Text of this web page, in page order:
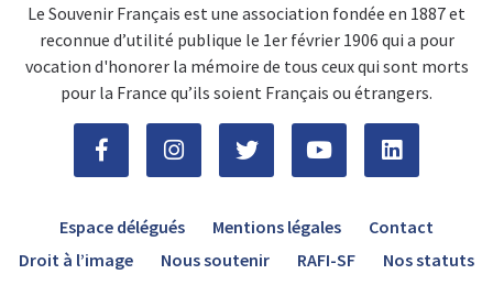
Le Souvenir Français est une association fondée en 1887 et
reconnue d’utilité publique le 1er février 1906 qui a pour
vocation d'honorer la mémoire de tous ceux qui sont morts
pour la France qu’ils soient Français ou étrangers.
Espace délégués Mentions légales
Contact
Droit à l’image
Nous soutenir RAFI-SF Nos statuts